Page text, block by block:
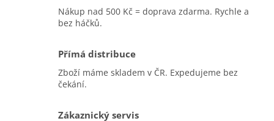
Nákup nad 500 Kč = doprava zdarma. Rychle a
bez háčků.
Přímá distribuce
Zboží máme skladem v ČR. Expedujeme bez
čekání.
Zákaznický servis